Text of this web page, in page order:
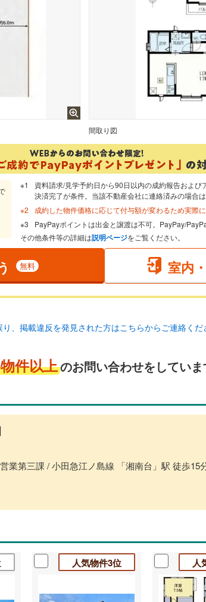
間取り図
資料請求/見学予約日から90日以内の成約報告およ
決済完了が条件。当該不動産会社に連絡済みの場合は
成約した物件価格に応じて付与額が変わるため実際
PayPayポイントは出金と譲渡は不可。PayPay/
その他条件等の詳細は説明ページをご覧ください。
無料 室内
、掲載違反を発見された方はこちらからご連絡くだ
件以上のお問い合わせをしてい
業第三課 / 小田急江ノ島線 「湘南台」駅 徒歩15
人気物件3位 人